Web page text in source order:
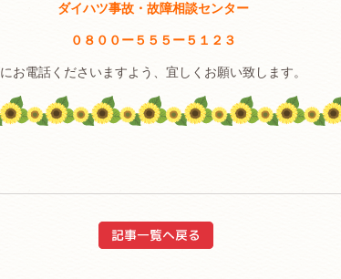
ダイハツ事故・故障相談センター
０８００ー５５５ー５１２３
にお電話くださいますよう、宜しくお願い致します。